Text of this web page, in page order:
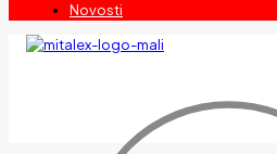
Novosti